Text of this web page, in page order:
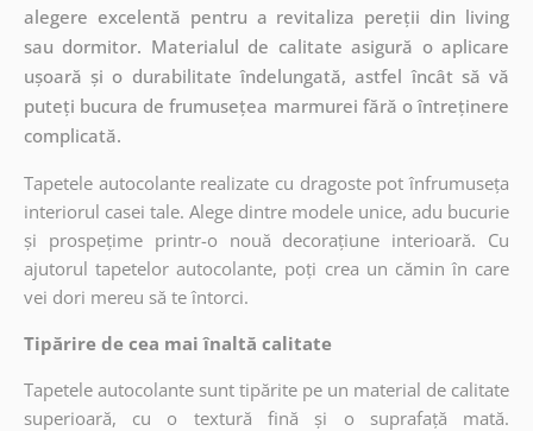
alegere excelentă pentru a revitaliza pereții din living
sau dormitor. Materialul de calitate asigură o aplicare
ușoară și o durabilitate îndelungată, astfel încât să vă
puteți bucura de frumusețea marmurei fără o întreținere
complicată.
Tapetele autocolante realizate cu dragoste pot înfrumuseța
interiorul casei tale. Alege dintre modele unice, adu bucurie
și prospețime printr-o nouă decorațiune interioară. Cu
ajutorul tapetelor autocolante, poți crea un cămin în care
vei dori mereu să te întorci.
Tipărire de cea mai înaltă calitate
Tapetele autocolante sunt tipărite pe un material de calitate
superioară, cu o textură fină și o suprafață mată.